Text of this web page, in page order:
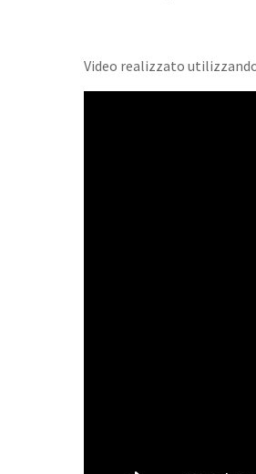
Video realizzato